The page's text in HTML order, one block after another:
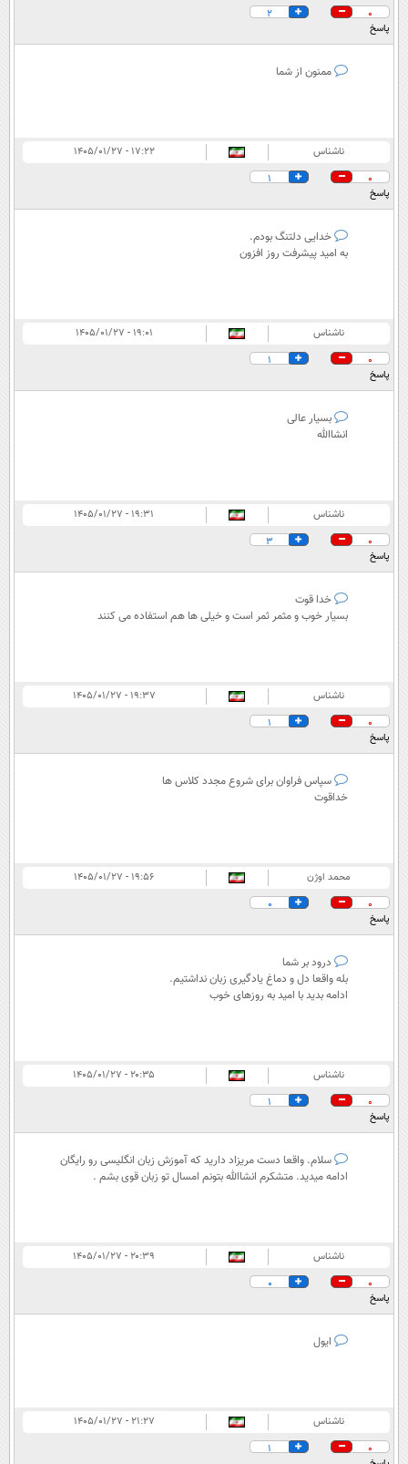
0
2
پاسخ
ممنون از شما
ناشناس
۱۷:۲۲ - ۱۴۰۵/۰۱/۲۷
0
1
پاسخ
خدایی دلتنگ بودم.
به امید پیشرفت روز افزون
ناشناس
۱۹:۰۱ - ۱۴۰۵/۰۱/۲۷
0
1
پاسخ
بسیار عالی
انشاالله
ناشناس
۱۹:۳۱ - ۱۴۰۵/۰۱/۲۷
0
3
پاسخ
خدا قوت
بسیار خوب و مثمر ثمر است و خیلی ها هم استفاده می کنند
ناشناس
۱۹:۳۷ - ۱۴۰۵/۰۱/۲۷
0
1
پاسخ
سپاس فراوان برای شروع مجدد کلاس ها
خداقوت
محمد اوژن
۱۹:۵۶ - ۱۴۰۵/۰۱/۲۷
0
0
پاسخ
درود بر شما
بله واقعا دل و دماغ یادگیری زبان نداشتیم.
ادامه بدید با امید به روزهای خوب
ناشناس
۲۰:۳۵ - ۱۴۰۵/۰۱/۲۷
0
1
پاسخ
سلام. واقعا دست مریزاد دارید که آموزش زبان انگلیسی رو رايگان
ادامه میدید. متشکرم انشاالله بتونم امسال تو زبان قوی بشم .
ناشناس
۲۰:۳۹ - ۱۴۰۵/۰۱/۲۷
0
0
پاسخ
ایول
ناشناس
۲۱:۲۷ - ۱۴۰۵/۰۱/۲۷
0
1